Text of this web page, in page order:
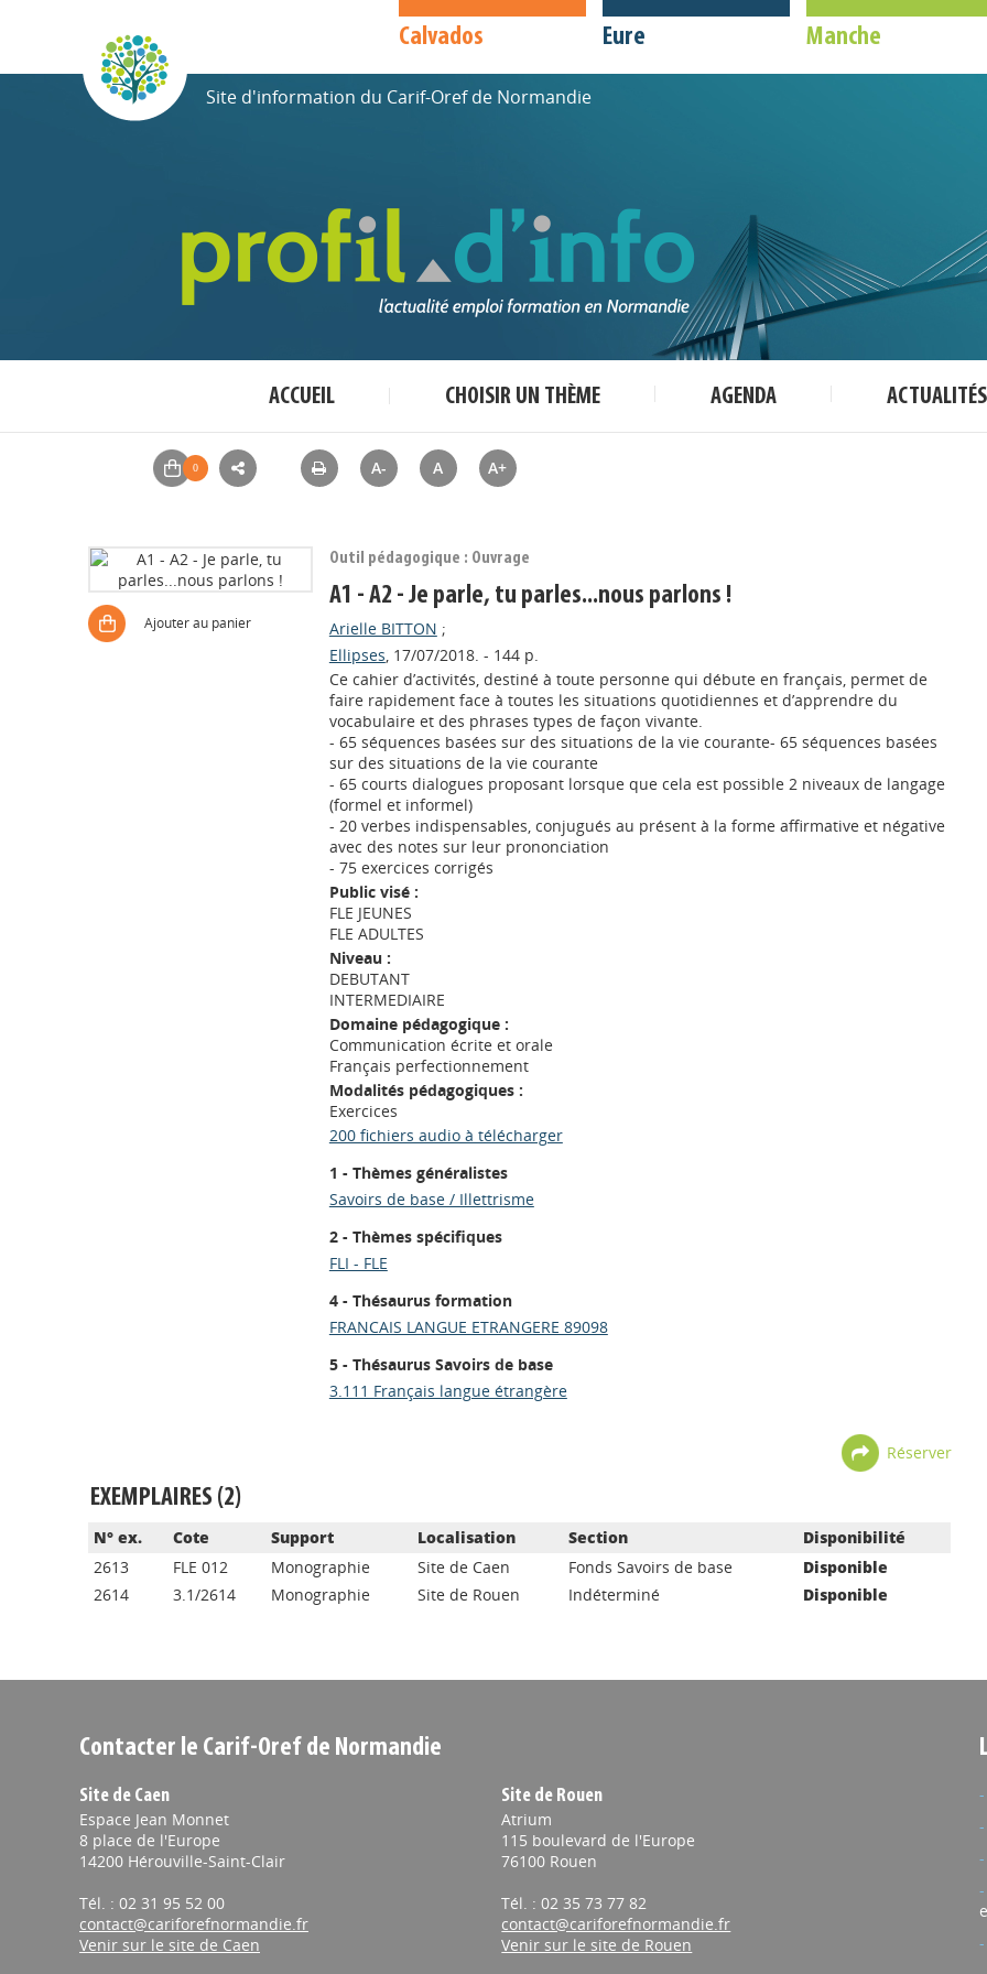
Calvados Eure Manche
Site d'information du Carif-Oref de Normandie
ACCUEIL CHOISIR UN THÈME AGENDA ACTUALITÉS
A- A A+
Ajouter au panier
Outil pédagogique : Ouvrage
A1 - A2 - Je parle, tu parles...nous parlons !
Arielle BITTON ;
Ellipses, 17/07/2018. - 144 p.
Ce cahier d’activités, destiné à toute personne qui débute en français, permet de
faire rapidement face à toutes les situations quotidiennes et d’apprendre du
vocabulaire et des phrases types de façon vivante.
- 65 séquences basées sur des situations de la vie courante- 65 séquences basées
sur des situations de la vie courante
- 65 courts dialogues proposant lorsque que cela est possible 2 niveaux de langage
(formel et informel)
- 20 verbes indispensables, conjugués au présent à la forme affirmative et négative
avec des notes sur leur prononciation
- 75 exercices corrigés
Public visé :
FLE JEUNES
FLE ADULTES
Niveau :
DEBUTANT
INTERMEDIAIRE
Domaine pédagogique :
Communication écrite et orale
Français perfectionnement
Modalités pédagogiques :
Exercices
200 fichiers audio à télécharger
1 - Thèmes généralistes
Savoirs de base / Illettrisme
2 - Thèmes spécifiques
FLI - FLE
4 - Thésaurus formation
FRANCAIS LANGUE ETRANGERE 89098
5 - Thésaurus Savoirs de base
3.111 Français langue étrangère
Réserver
EXEMPLAIRES (2)
N° ex. Cote Support Localisation Section
Disponibilité
2613
FLE 012 Monographie Site de Caen Fonds Savoirs de base
Disponible
2614
3.1/2614 Monographie Site de Rouen Indéterminé Disponible
Contacter le Carif-Oref de Normandie
Site de Caen
Espace Jean Monnet
8 place de l'Europe
14200 Hérouville-Saint-Clair
Tél. : 02 31 95 52 00
contact@cariforefnormandie.fr
Venir sur le site de Caen
Site de Rouen
Atrium
115 boulevard de l'Europe
76100 Rouen
Tél. : 02 35 73 77 82
contact@cariforefnormandie.fr
Venir sur le site de Rouen